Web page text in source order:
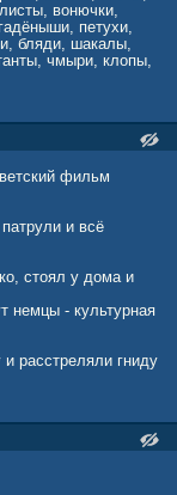
вонючки,
петухи,
бляди, шакалы,
чмыри, клопы,
фильм
и всё
стоял у дома и
немцы - культурная
и расстреляли гниду